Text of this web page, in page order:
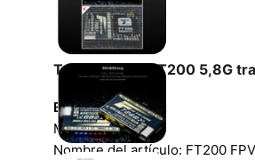
T-motor VTX FT200 5,8G
Especificaciones:
Marca: t-motor
Nombre del artículo: FT200